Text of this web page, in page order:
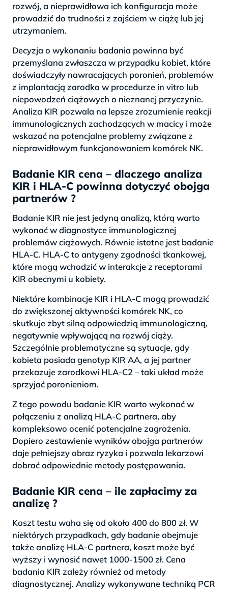
rozwój, a nieprawidłowa ich konfiguracja może
prowadzić do trudności z zajściem w ciążę lub jej
utrzymaniem.
Decyzja o wykonaniu badania powinna być
przemyślana zwłaszcza w przypadku kobiet, które
doświadczyły nawracających poronień, problemów
z implantacją zarodka w procedurze in vitro lub
niepowodzeń ciążowych o nieznanej przyczynie.
Analiza KIR pozwala na lepsze zrozumienie reakcji
immunologicznych zachodzących w macicy i może
wskazać na potencjalne problemy związane z
nieprawidłowym funkcjonowaniem komórek NK.
Badanie KIR cena – dlaczego analiza
KIR i HLA-C powinna dotyczyć obojga
partnerów ?
Badanie KIR nie jest jedyną analizą, którą warto
wykonać w diagnostyce immunologicznej
problemów ciążowych. Równie istotne jest badanie
HLA-C. HLA-C to antygeny zgodności tkankowej,
które mogą wchodzić w interakcje z receptorami
KIR obecnymi u kobiety.
Niektóre kombinacje KIR i HLA-C mogą prowadzić
do zwiększonej aktywności komórek NK, co
skutkuje zbyt silną odpowiedzią immunologiczną,
negatywnie wpływającą na rozwój ciąży.
Szczególnie problematyczne są sytuacje, gdy
kobieta posiada genotyp KIR AA, a jej partner
przekazuje zarodkowi HLA-C2 – taki układ może
sprzyjać poronieniom.
Z tego powodu badanie KIR warto wykonać w
połączeniu z analizą HLA-C partnera, aby
kompleksowo ocenić potencjalne zagrożenia.
Dopiero zestawienie wyników obojga partnerów
daje pełniejszy obraz ryzyka i pozwala lekarzowi
dobrać odpowiednie metody postępowania.
Badanie KIR cena – ile zapłacimy za
analizę ?
Koszt testu waha się od około 400 do 800 zł. W
niektórych przypadkach, gdy badanie obejmuje
także analizę HLA-C partnera, koszt może być
wyższy i wynosić nawet 1000-1500 zł. Cena
badania KIR zależy również od metody
diagnostycznej. Analizy wykonywane techniką PCR